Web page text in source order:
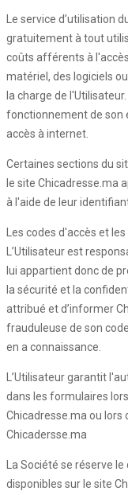
Le service d’utilisation
gratuitement à tout
coûts afférents à
matériel, des logiciels
la charge de
fonctionnement de son
accès à internet.
Certaines sections du
le site Chicadresse.ma
à l'aide de leur
Les codes d'accès et
L’Utilisateur est
lui appartient donc de
la sécurité et la
attribué et d’informer
frauduleuse de son
en a connaissance.
L’Utilisateur garantit
dans les formulaires
Chicadresse.ma ou lors
Chicadersse.ma
La Société se réserve
disponibles sur le site